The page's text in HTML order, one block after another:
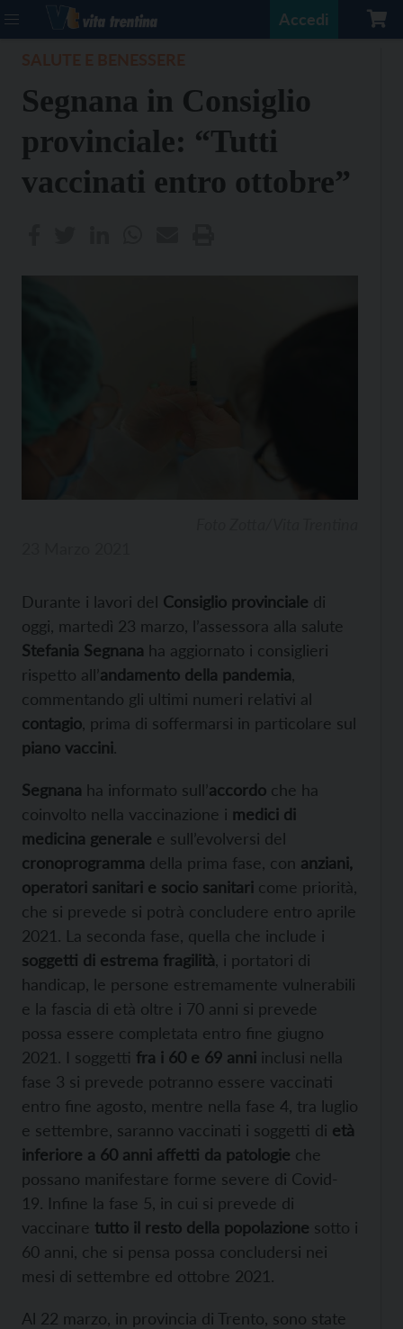
Accedi
Segnana in Consiglio
provinciale: “Tutti
vaccinati entro ottobre”
Durante i lavori del Consiglio provinciale di
oggi, martedì 23 marzo, l’assessora alla salute
Stefania Segnana ha aggiornato i consiglieri
rispetto all’andamento della pandemia
commentando gli ultimi numeri relativi al
contagio , prima di soffermarsi in particolare sul
piano vaccini.
Segnana ha informato sull’accordo che ha
coinvolto nella vaccinazione i medici di
medicina generale e sull’evolversi del
cronoprogramma della prima fase, con anziani,
operatori sanitari e socio sanitari come priorità,
che si prevede si potrà concludere entro aprile
2021. La seconda fase, quella che include i
soggetti di estrema fragilità , i portatori di
handicap, le persone estremamente vulnerabili
e la fascia di età oltre i 70 anni si prevede
possa essere completata entro fine giugno
2021. I soggetti fra i 60 e 69 anni inclusi nella
fase 3 si prevede potranno essere vaccinati
entro fine agosto, mentre nella fase 4, tra luglio
e settembre, saranno vaccinati i soggetti di età
inferiore a 60 anni affetti da patologie che
possano manifestare forme severe di Covid-
19. Infine la fase 5, in cui si prevede di
vaccinare tutto il resto della popolazione sotto i
60 anni, che si pensa possa concludersi nei
mesi di settembre ed ottobre 2021.
Al 22 marzo, in provincia di Trento, sono state